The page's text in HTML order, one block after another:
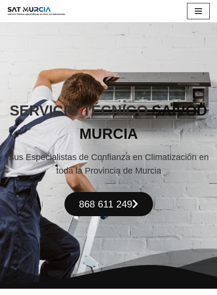
SERVICIO TÉCNICO SAIVOD
MURCIA
Sus Especialistas de Confianza en Climatización en
toda la Provincia de Murcia
868 611 249